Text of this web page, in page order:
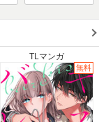
2009年秋
2008年秋
2007年秋
2006年秋
2005年秋
TLマンガ
無料